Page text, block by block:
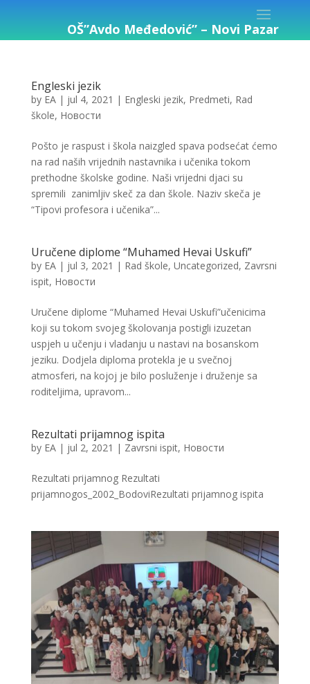
OŠ”Avdo Međedović” – Novi Pazar
Engleski jezik
by EA| jul 4, 2021 | Engleski jezik, Predmeti, Rad
škole, Новости
Pošto je raspust i škola naizgled spava podsećat ćemo
na rad naših vrijednih nastavnika i učenika tokom
prethodne školske godine. Naši vrijedni djaci su
spremili zanimljiv skeč za dan škole. Naziv skeča je
“Tipovi profesora i učenika”...
Uručene diplome “Muhamed Hevai Uskufi”
by EA| jul 3, 2021 | Rad škole, Uncategorized, Zavrsni
ispit, Новости
Uručene diplome “Muhamed Hevai Uskufi”učenicima
koji su tokom svojeg školovanja postigli izuzetan
uspjeh u učenju i vladanju u nastavi na bosanskom
jeziku. Dodjela diploma protekla je u svečnoj
atmosferi, na kojoj je bilo posluženje i druženje sa
roditeljima, upravom...
Rezultati prijamnog ispita
by EA| jul 2, 2021 | Zavrsni ispit, Новости
Rezultati prijamnog Rezultati
prijamnogos_2002_BodoviRezultati prijamnog ispita